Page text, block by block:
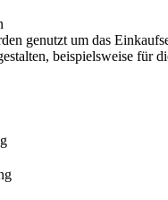
genutzt um das
beispielsweise für